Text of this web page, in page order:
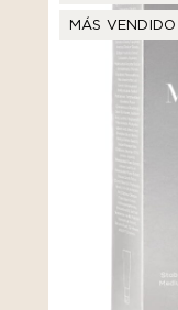
MÁS VENDIDO